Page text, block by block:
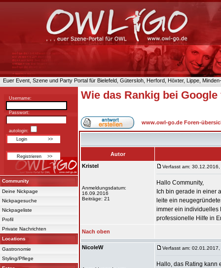
Euer Event, Szene und Party Portal für Bielefeld, Gütersloh, Herford, Höxter, Lippe,
Username:
Passwort:
autologin:
Community
Deine Nickpage
Nickpagesuche
Nickpageliste
Profil
Private Nachrichten
Locations
Gastronomie
Styling/Pflege
Wie das Rankig bei
www.owl-go.de Foren-
Autor
Kristel
Anmeldungsdatum:
16.09.2016
Beiträge: 21
Verfasst am:
Hallo Community,
Ich bin gerade in einer
leite ein
immer ein individuelles
professionelle Hilfe in
Nach oben
NicoleW Verfasst am:
Hallo, das Rating kann